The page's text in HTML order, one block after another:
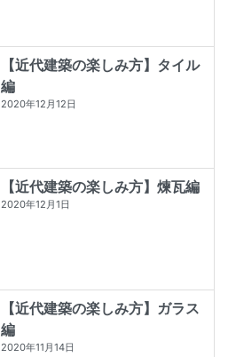
【近代建築の楽しみ方】タイル
編
2020年12月12日
【近代建築の楽しみ方】煉瓦編
2020年12月1日
【近代建築の楽しみ方】ガラス
編
2020年11月14日